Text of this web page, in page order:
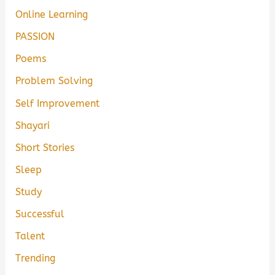
Online Learning
PASSION
Poems
Problem Solving
Self Improvement
Shayari
Short Stories
Sleep
Study
Successful
Talent
Trending